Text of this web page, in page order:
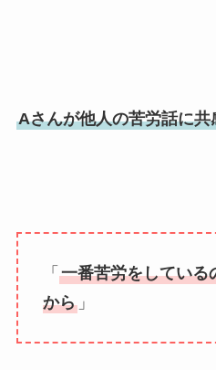
Aさんが他人の苦労話に共
「 一番苦労をしている
から」